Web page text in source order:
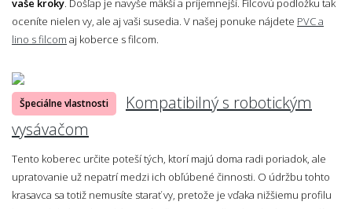
oceníte nielen vy, ale aj vaši susedia. V našej ponuke nájdete PVC a
lino s filcom aj koberce s filcom.
Špeciálne vlastnosti
Kompatibilný s robotickým
vysávačom
Tento koberec určite poteší tých, ktorí majú doma radi poriadok, ale
upratovanie už nepatrí medzi ich obľúbené činnosti. O údržbu tohto
krasavca sa totiž nemusíte starať vy, pretože je vďaka nižšiemu profilu